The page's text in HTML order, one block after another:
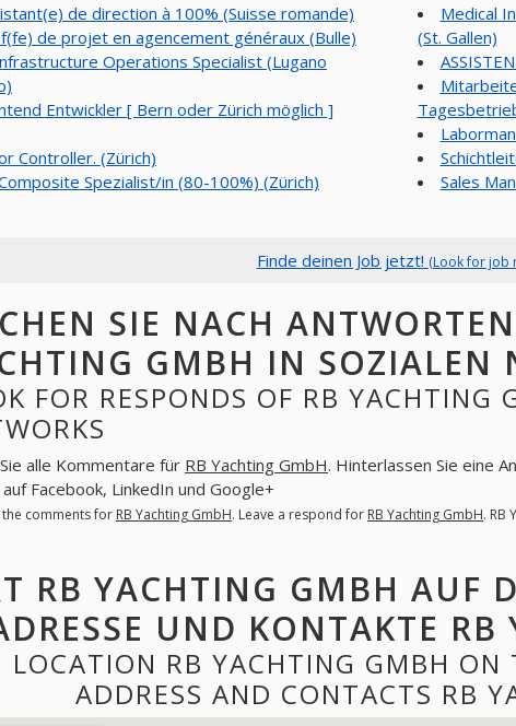
de direction à 100% (Suisse romande)
de projet en agencement généraux (Bulle)
Operations Specialist (Lugano
Entwickler [ Bern oder Zürich möglich ]
Controller. (Zürich)
Spezialist/in (80-100%) (Zürich)
Medical
(St. Gallen)
Sales
Finde deinen Job jetzt! (Look for job
SIE NACH
GMBH IN SOZIALEN
FOR RESPONDS OF RB YACHTING
alle Kommentare für RB Yachting GmbH. Hinterlassen Sie eine
Facebook, LinkedIn und Google+
the comments for RB Yachting GmbH. Leave a respond for RB Yachting GmbH. RB
RB YACHTING GMBH AUF
UND KONTAKTE
LOCATION RB YACHTING GMBH ON
ADDRESS AND CONTACTS RB